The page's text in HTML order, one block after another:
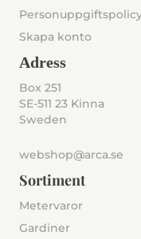
Skapa konto
Adress
Box 251
SE-511 23 Kinna
Sweden
webshop@arca.se
Sortiment
Metervaror
Gardiner